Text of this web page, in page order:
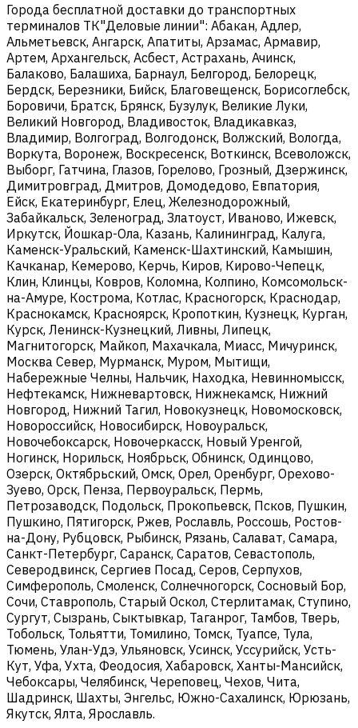
Города бесплатной доставки до транспортных
терминалов ТК"Деловые линии": Абакан, Адлер,
Альметьевск, Ангарск, Апатиты, Арзамас, Армавир,
Артем, Архангельск, Асбест, Астрахань, Ачинск,
Балаково, Балашиха, Барнаул, Белгород, Белорецк,
Бердск, Березники, Бийск, Благовещенск, Борисоглебск,
Боровичи, Братск, Брянск, Бузулук, Великие Луки,
Великий Новгород, Владивосток, Владикавказ,
Владимир, Волгоград, Волгодонск, Волжский, Вологда,
Воркута, Воронеж, Воскресенск, Воткинск, Всеволожск,
Выборг, Гатчина, Глазов, Горелово, Грозный, Дзержинск,
Димитровград, Дмитров, Домодедово, Евпатория,
Ейск, Екатеринбург, Елец, Железнодорожный,
Забайкальск, Зеленоград, Златоуст, Иваново, Ижевск,
Иркутск, Йошкар-Ола, Казань, Калининград, Калуга,
Каменск-Уральский, Каменск-Шахтинский, Камышин,
Качканар, Кемерово, Керчь, Киров, Кирово-Чепецк,
Клин, Клинцы, Ковров, Коломна, Колпино, Комсомольск-
на-Амуре, Кострома, Котлас, Красногорск, Краснодар,
Краснокамск, Красноярск, Кропоткин, Кузнецк, Курган,
Курск, Ленинск-Кузнецкий, Ливны, Липецк,
Магнитогорск, Майкоп, Махачкала, Миасс, Мичуринск,
Москва Север, Мурманск, Муром, Мытищи,
Набережные Челны, Нальчик, Находка, Невинномысск,
Нефтекамск, Нижневартовск, Нижнекамск, Нижний
Новгород, Нижний Тагил, Новокузнецк, Новомосковск,
Новороссийск, Новосибирск, Новоуральск,
Новочебоксарск, Новочеркасск, Новый Уренгой,
Ногинск, Норильск, Ноябрьск, Обнинск, Одинцово,
Озерск, Октябрьский, Омск, Орел, Оренбург, Орехово-
Зуево, Орск, Пенза, Первоуральск, Пермь,
Петрозаводск, Подольск, Прокопьевск, Псков, Пушкин,
Пушкино, Пятигорск, Ржев, Рославль, Россошь, Ростов-
на-Дону, Рубцовск, Рыбинск, Рязань, Салават, Самара,
Санкт-Петербург, Саранск, Саратов, Севастополь,
Северодвинск, Сергиев Посад, Серов, Серпухов,
Симферополь, Смоленск, Солнечногорск, Сосновый Бор,
Сочи, Ставрополь, Старый Оскол, Стерлитамак, Ступино,
Сургут, Сызрань, Сыктывкар, Таганрог, Тамбов, Тверь,
Тобольск, Тольятти, Томилино, Томск, Туапсе, Тула,
Тюмень, Улан-Удэ, Ульяновск, Усинск, Уссурийск, Усть-
Кут, Уфа, Ухта, Феодосия, Хабаровск, Ханты-Мансийск,
Чебоксары, Челябинск, Череповец, Чехов, Чита,
Шадринск, Шахты, Энгельс, Южно-Сахалинск, Юрюзань,
Якутск, Ялта, Ярославль.